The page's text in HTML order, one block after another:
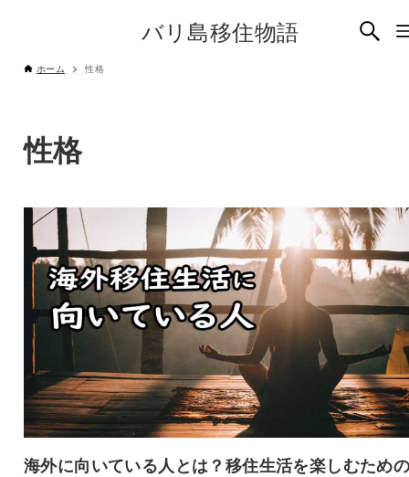
バリ島移住物語
ホーム 性格
性格
海外に向いている人とは？移住生活を楽しむため